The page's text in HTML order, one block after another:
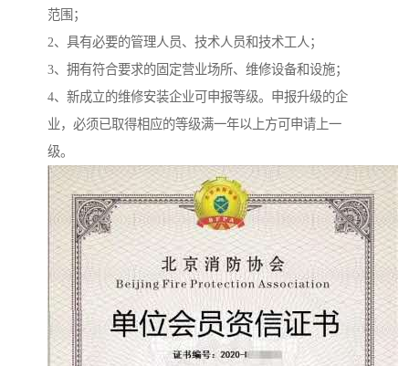
范围；
2、具有必要的管理人员、技术人员和技术工人；
3、拥有符合要求的固定营业场所、维修设备和设施；
4、新成立的维修安装企业可申报等级。申报升级的企
业，必须已取得相应的等级满一年以上方可申请上一
级。